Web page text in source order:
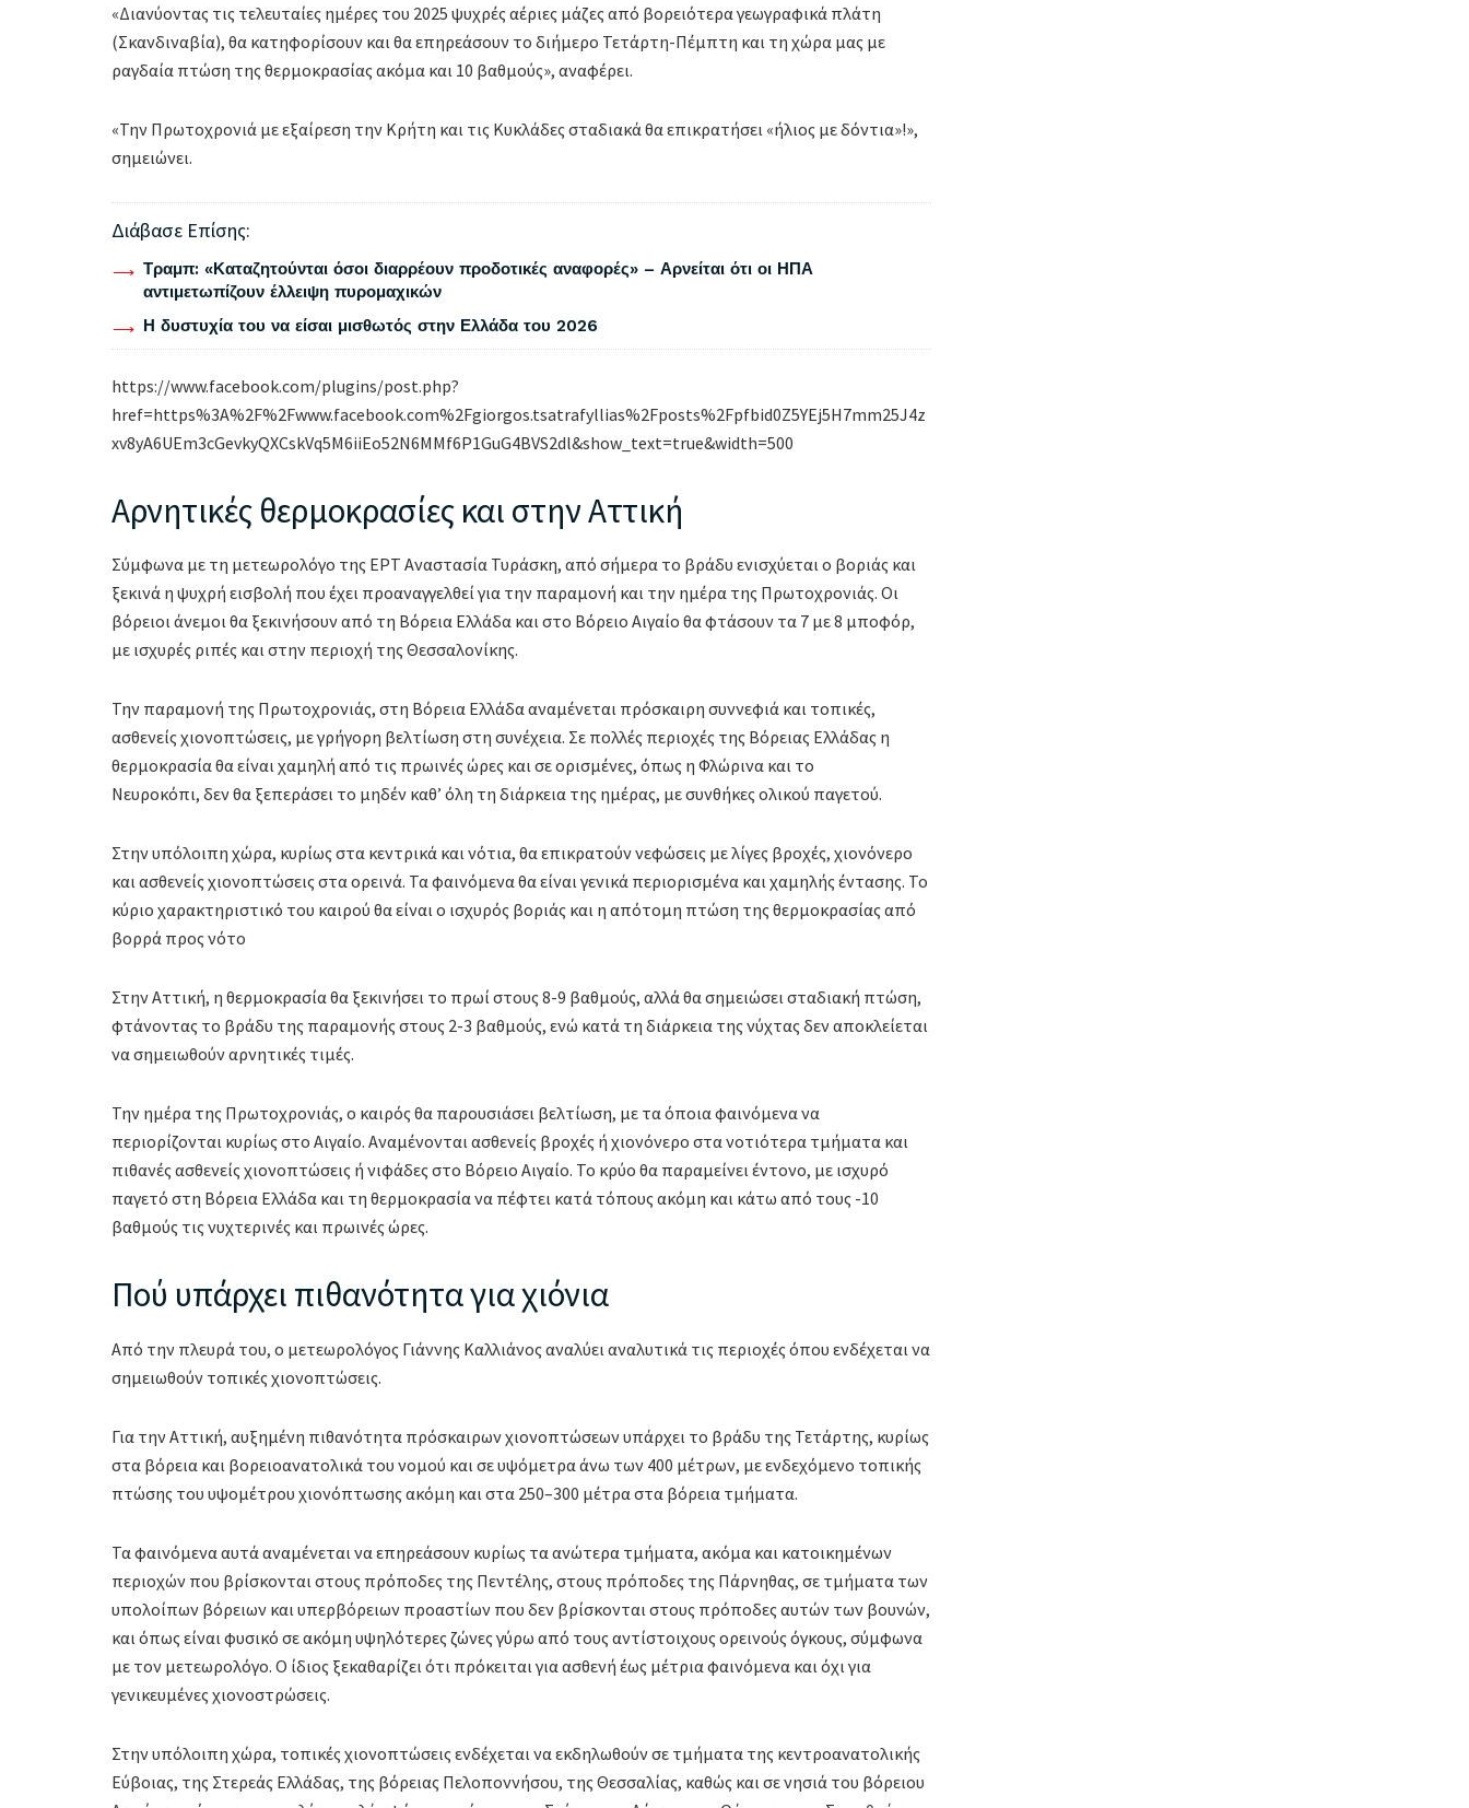
«Διανύοντας τις τελευταίες ημέρες του 2025 ψυχρές αέριες μάζες από βορειότερα γεωγραφικά πλάτη
(Σκανδιναβία), θα κατηφορίσουν και θα επηρεάσουν το διήμερο Τετάρτη-Πέμπτη και τη χώρα μας με
ραγδαία πτώση της θερμοκρασίας ακόμα και 10 βαθμούς», αναφέρει.
«Την Πρωτοχρονιά με εξαίρεση την Κρήτη και τις Κυκλάδες σταδιακά θα επικρατήσει «ήλιος με δόντια»!»,
σημειώνει.
Διάβασε Επίσης:
Τραμπ: «Καταζητούνται όσοι διαρρέουν προδοτικές αναφορές» – Αρνείται ότι οι ΗΠΑ
αντιμετωπίζουν έλλειψη πυρομαχικών
Η δυστυχία του να είσαι μισθωτός στην Ελλάδα του 2026
https://www.facebook.com/plugins/post.php?
href=https%3A%2F%2Fwww.facebook.com%2Fgiorgos.tsatrafyllias%2Fposts%2Fpfbid0Z5YEj5H7mm25J4z
xv8yA6UEm3cGevkyQXCskVq5M6iiEo52N6MMf6P1GuG4BVS2dl&show_text=true&width=500
Αρνητικές θερμοκρασίες και στην Αττική
Σύμφωνα με τη μετεωρολόγο της ΕΡΤ Αναστασία Τυράσκη, από σήμερα το βράδυ ενισχύεται ο βοριάς και
ξεκινά η ψυχρή εισβολή που έχει προαναγγελθεί για την παραμονή και την ημέρα της Πρωτοχρονιάς. Οι
βόρειοι άνεμοι θα ξεκινήσουν από τη Βόρεια Ελλάδα και στο Βόρειο Αιγαίο θα φτάσουν τα 7 με 8 μποφόρ,
με ισχυρές ριπές και στην περιοχή της Θεσσαλονίκης.
Την παραμονή της Πρωτοχρονιάς, στη Βόρεια Ελλάδα αναμένεται πρόσκαιρη συννεφιά και τοπικές,
ασθενείς χιονοπτώσεις, με γρήγορη βελτίωση στη συνέχεια. Σε πολλές περιοχές της Βόρειας Ελλάδας η
θερμοκρασία θα είναι χαμηλή από τις πρωινές ώρες και σε ορισμένες, όπως η Φλώρινα και το
Νευροκόπι, δεν θα ξεπεράσει το μηδέν καθ’ όλη τη διάρκεια της ημέρας, με συνθήκες ολικού παγετού.
Στην υπόλοιπη χώρα, κυρίως στα κεντρικά και νότια, θα επικρατούν νεφώσεις με λίγες βροχές, χιονόνερο
και ασθενείς χιονοπτώσεις στα ορεινά. Τα φαινόμενα θα είναι γενικά περιορισμένα και χαμηλής έντασης. Το
κύριο χαρακτηριστικό του καιρού θα είναι ο ισχυρός βοριάς και η απότομη πτώση της θερμοκρασίας από
βορρά προς νότο
Στην Αττική, η θερμοκρασία θα ξεκινήσει το πρωί στους 8-9 βαθμούς, αλλά θα σημειώσει σταδιακή πτώση,
φτάνοντας το βράδυ της παραμονής στους 2-3 βαθμούς, ενώ κατά τη διάρκεια της νύχτας δεν αποκλείεται
να σημειωθούν αρνητικές τιμές.
Την ημέρα της Πρωτοχρονιάς, ο καιρός θα παρουσιάσει βελτίωση, με τα όποια φαινόμενα να
περιορίζονται κυρίως στο Αιγαίο. Αναμένονται ασθενείς βροχές ή χιονόνερο στα νοτιότερα τμήματα και
πιθανές ασθενείς χιονοπτώσεις ή νιφάδες στο Βόρειο Αιγαίο. Το κρύο θα παραμείνει έντονο, με ισχυρό
παγετό στη Βόρεια Ελλάδα και τη θερμοκρασία να πέφτει κατά τόπους ακόμη και κάτω από τους -10
βαθμούς τις νυχτερινές και πρωινές ώρες.
Πού υπάρχει πιθανότητα για χιόνια
Από την πλευρά του, ο μετεωρολόγος Γιάννης Καλλιάνος αναλύει αναλυτικά τις περιοχές όπου ενδέχεται να
σημειωθούν τοπικές χιονοπτώσεις.
Για την Αττική, αυξημένη πιθανότητα πρόσκαιρων χιονοπτώσεων υπάρχει το βράδυ της Τετάρτης, κυρίως
στα βόρεια και βορειοανατολικά του νομού και σε υψόμετρα άνω των 400 μέτρων, με ενδεχόμενο τοπικής
πτώσης του υψομέτρου χιονόπτωσης ακόμη και στα 250–300 μέτρα στα βόρεια τμήματα.
Τα φαινόμενα αυτά αναμένεται να επηρεάσουν κυρίως τα ανώτερα τμήματα, ακόμα και κατοικημένων
περιοχών που βρίσκονται στους πρόποδες της Πεντέλης, στους πρόποδες της Πάρνηθας, σε τμήματα των
υπολοίπων βόρειων και υπερβόρειων προαστίων που δεν βρίσκονται στους πρόποδες αυτών των βουνών,
και όπως είναι φυσικό σε ακόμη υψηλότερες ζώνες γύρω από τους αντίστοιχους ορεινούς όγκους, σύμφωνα
με τον μετεωρολόγο. Ο ίδιος ξεκαθαρίζει ότι πρόκειται για ασθενή έως μέτρια φαινόμενα και όχι για
γενικευμένες χιονοστρώσεις.
Στην υπόλοιπη χώρα, τοπικές χιονοπτώσεις ενδέχεται να εκδηλωθούν σε τμήματα της κεντροανατολικής
Εύβοιας, της Στερεάς Ελλάδας, της βόρειας Πελοποννήσου, της Θεσσαλίας, καθώς και σε νησιά του βόρειου